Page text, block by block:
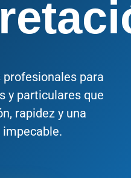
para
y particulares que
rapidez y una